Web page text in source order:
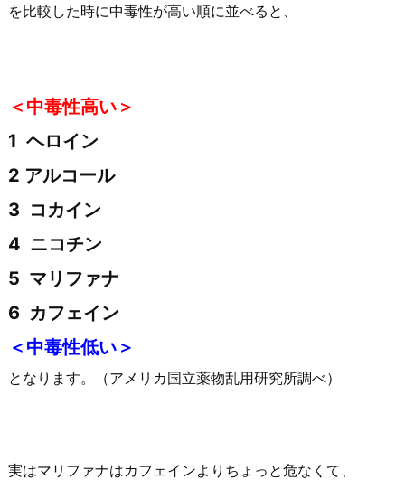
を比較した時に中毒性が高い順に並べると、
＜中毒性高い＞
1 ヘロイン
2 アルコール
3 コカイン
4 ニコチン
5 マリファナ
6 カフェイン
＜中毒性低い＞
となります。（アメリカ国立薬物乱用研究所調べ）
実はマリファナはカフェインよりちょっと危なくて、